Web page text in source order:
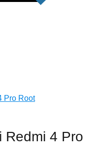
Pro Root
Redmi 4 Pro